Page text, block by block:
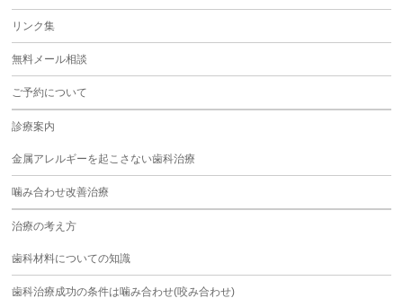
リンク集
無料メール相談
ご予約について
診療案内
金属アレルギーを起こさない歯科治療
噛み合わせ改善治療
治療の考え方
歯科材料についての知識
歯科治療成功の条件は噛み合わせ(咬み合わせ)